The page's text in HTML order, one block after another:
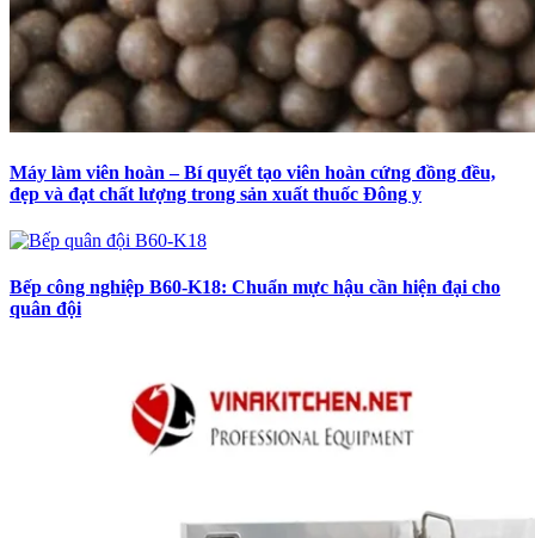
Máy làm viên hoàn – Bí quyết tạo viên hoàn cứng đồng đều,
đẹp và đạt chất lượng trong sản xuất thuốc Đông y
Bếp công nghiệp B60-K18: Chuẩn mực hậu cần hiện đại cho
quân đội